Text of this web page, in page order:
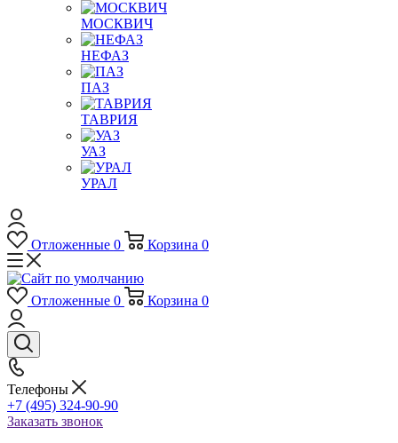
МОСКВИЧ
НЕФАЗ
ПАЗ
ТАВРИЯ
УАЗ
УРАЛ
Отложенные 0 Корзина 0
Отложенные 0 Корзина 0
Телефоны
+7 (495) 324-90-90
Заказать звонок